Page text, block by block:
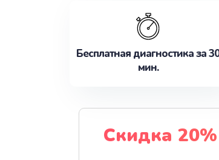
Бесплатная диагностика за 30
мин.
Скидка